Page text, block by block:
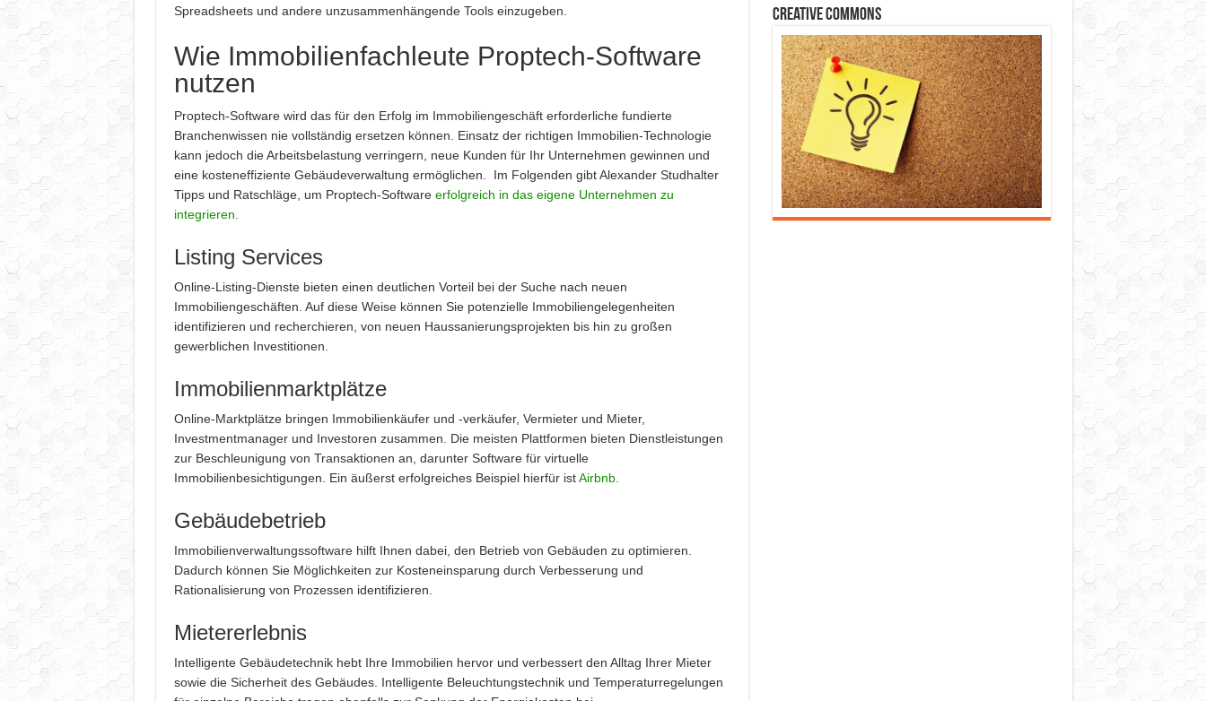
Spreadsheets und andere unzusammenhängende Tools einzugeben.
Wie Immobilienfachleute Proptech-Software
nutzen
Proptech-Software wird das für den Erfolg im Immobiliengeschäft erforderliche fundierte
Branchenwissen nie vollständig ersetzen können. Einsatz der richtigen Immobilien-Technologie
kann jedoch die Arbeitsbelastung verringern, neue Kunden für Ihr Unternehmen gewinnen und
eine kosteneffiziente Gebäudeverwaltung ermöglichen. Im Folgenden gibt Alexander Studhalter
Tipps und Ratschläge, um Proptech-Software erfolgreich in das eigene Unternehmen zu
integrieren.
Listing Services
Online-Listing-Dienste bieten einen deutlichen Vorteil bei der Suche nach neuen
Immobiliengeschäften. Auf diese Weise können Sie potenzielle Immobiliengelegenheiten
identifizieren und recherchieren, von neuen Haussanierungsprojekten bis hin zu großen
gewerblichen Investitionen.
Immobilienmarktplätze
Online-Marktplätze bringen Immobilienkäufer und -verkäufer, Vermieter und Mieter,
Investmentmanager und Investoren zusammen. Die meisten Plattformen bieten Dienstleistungen
zur Beschleunigung von Transaktionen an, darunter Software für virtuelle
Immobilienbesichtigungen. Ein äußerst erfolgreiches Beispiel hierfür istAirbnb.
Gebäudebetrieb
Immobilienverwaltungssoftware hilft Ihnen dabei, den Betrieb von Gebäuden zu optimieren.
Dadurch können Sie Möglichkeiten zur Kosteneinsparung durch Verbesserung und
Rationalisierung von Prozessen identifizieren.
Mietererlebnis
Intelligente Gebäudetechnik hebt Ihre Immobilien hervor und verbessert den Alltag Ihrer Mieter
sowie die Sicherheit des Gebäudes. Intelligente Beleuchtungstechnik und Temperaturregelungen
Creative Commons